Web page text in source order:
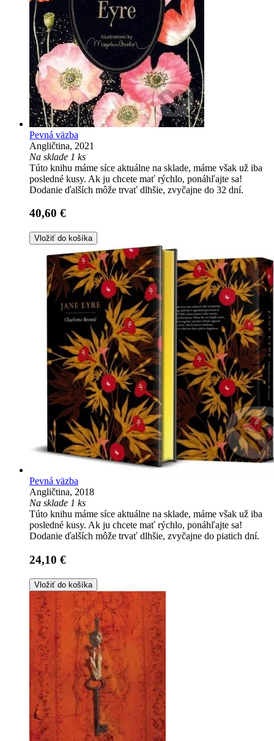
Pevná väzba
Angličtina, 2021
Na sklade 1 ks
Túto knihu máme síce aktuálne na sklade, máme však už iba
posledné kusy. Ak ju chcete mať rýchlo, ponáhľajte sa!
Dodanie ďalších môže trvať dlhšie, zvyčajne do 32 dní.
40,60 €
Vložiť do košíka
Pevná väzba
Angličtina, 2018
Na sklade 1 ks
Túto knihu máme síce aktuálne na sklade, máme však už iba
posledné kusy. Ak ju chcete mať rýchlo, ponáhľajte sa!
Dodanie ďalších môže trvať dlhšie, zvyčajne do piatich dní.
24,10 €
Vložiť do košíka